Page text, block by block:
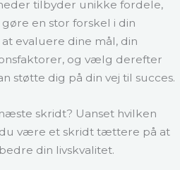
tilbyder unikke fordele,
en stor forskel i din
evaluere dine mål, din
og vælg derefter
støtte dig på din vej til succes.
skridt? Uanset hvilken
være et skridt tættere på at
din livskvalitet.